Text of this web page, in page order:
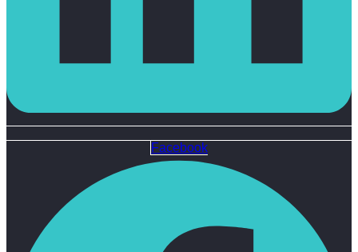
Facebook